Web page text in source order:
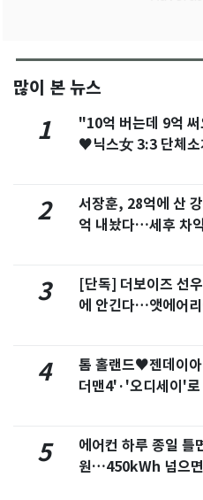
많이 본 뉴스
1
"10억 버는데 9억
♥닉스女 3:3 단체소
2
서장훈, 28억에 산
억 내놨다…세후 차
3
[단독] 더보이즈 선
에 안긴다…앳에어
4
톰 홀랜드♥젠데이아
더맨4'·'오디세이'로
5
에어컨 하루 종일 틀
원…450kWh 넘으